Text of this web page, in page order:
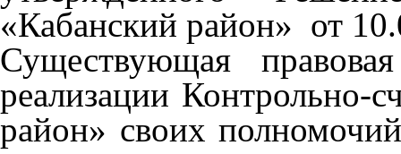
«Кабанский район» от
Существующая
реализации Контрольно-
район» своих